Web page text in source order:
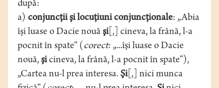
după:
a) conjuncţii şi locuţiuni conjuncţionale: „Abia
îşi luase o Dacie nouă şi[,] cineva, la frână, l-a
pocnit în spate” (corect: „...îşi luase o Dacie
nouă,şicineva, la frână, l-a pocnit în spate”),
„Cartea nu-l prea interesa. Şi[,] nici munca